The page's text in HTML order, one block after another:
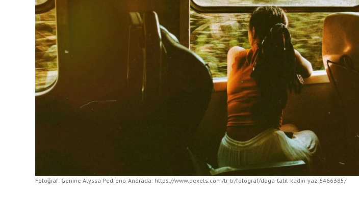
Fotoğraf: Genine Alyssa Pedreno-Andrada: https://www.pexels.com/tr-tr/fotograf/doga-tatil-kadin-yaz-6466385/